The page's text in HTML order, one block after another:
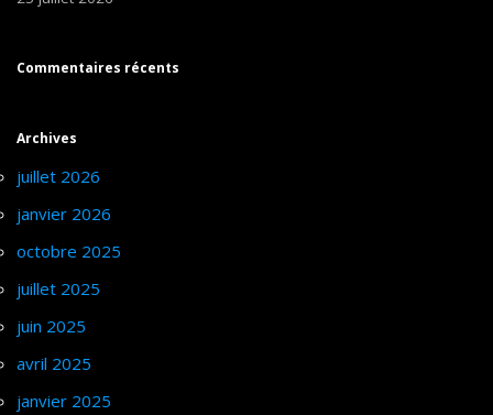
Commentaires récents
Archives
juillet 2026
janvier 2026
octobre 2025
juillet 2025
juin 2025
avril 2025
janvier 2025